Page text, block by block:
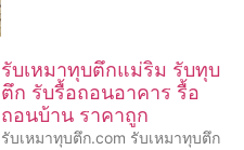
รับเหมาทุบตึกแม่ริม รับทุบ
ตึก รับรื้อถอนอาคาร รื้อ
ถอนบ้าน ราคาถูก
รับเหมาทุบตึก.com รับเหมาทุบตึก